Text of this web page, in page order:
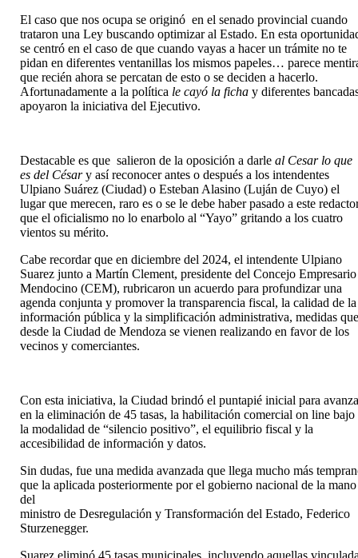
El caso que nos ocupa se originó en el senado provincial cuando
trataron una Ley buscando optimizar al Estado. En esta
se centró en el caso de que cuando vayas a hacer un trámite no te
pidan en diferentes ventanillas los mismos papeles… parece
que recién ahora se percatan de esto o se deciden a hacerlo.
Afortunadamente a la política le cayó la fichay diferentes
apoyaron la iniciativa del Ejecutivo.
Destacable es que salieron de la oposición a darleal Cesar lo que
es del Césary así reconocer antes o después a los intendentes
Ulpiano Suárez (Ciudad) o Esteban Alasino (Luján de Cuyo) el
lugar que merecen, raro es o se le debe haber pasado a este
que el oficialismo no lo enarbolo al “Yayo” gritando a los cuatro
vientos su mérito.
Cabe recordar que en diciembre del 2024, el intendente Ulpiano
Suarez junto a Martín Clement, presidente del Concejo Empresario
Mendocino (CEM), rubricaron un acuerdo para profundizar una
agenda conjunta y promover la transparencia fiscal, la calidad de la
información pública y la simplificación administrativa, medidas
desde la Ciudad de Mendoza se vienen realizando en favor de los
vecinos y comerciantes.
Con esta iniciativa, la Ciudad brindó el puntapié inicial para
en la eliminación de 45 tasas, la habilitación comercial on line bajo
la modalidad de “silencio positivo”, el equilibrio fiscal y la
accesibilidad de información y datos.
Sin dudas, fue una medida avanzada que llega mucho más
que la aplicada posteriormente por el gobierno nacional de la mano
del
ministro de Desregulación y Transformación del Estado, Federico
Sturzenegger.
Suarez eliminó 45 tasas municipales, incluyendo aquellas